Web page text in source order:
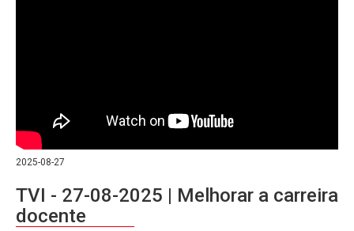
2025-08-27
TVI - 27-08-2025 | Melhorar a carreira
docente